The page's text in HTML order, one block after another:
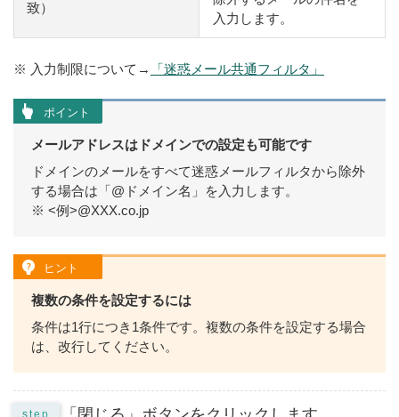
致）
入力します。
※ 入力制限について→ 「迷惑メール共通フィルタ」
ポイント
メールアドレスはドメインでの設定も可能です
ドメインのメールをすべて迷惑メールフィルタから除外
する場合は「@ドメイン名」を入力します。
※ <例>@XXX.co.jp
ヒント
複数の条件を設定するには
条件は1行につき1条件です。複数の条件を設定する場合
は、改行してください。
step